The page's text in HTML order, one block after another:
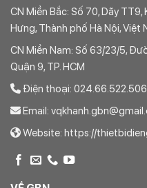
CN Miền Bắc: Số 70, Dãy
Hưng, Thành phố Hà Nội, Việt
CN Miền Nam: Số 63/23/5,
Quận 9, TP. HCM
Điện thoại:
Email:
Website: https://